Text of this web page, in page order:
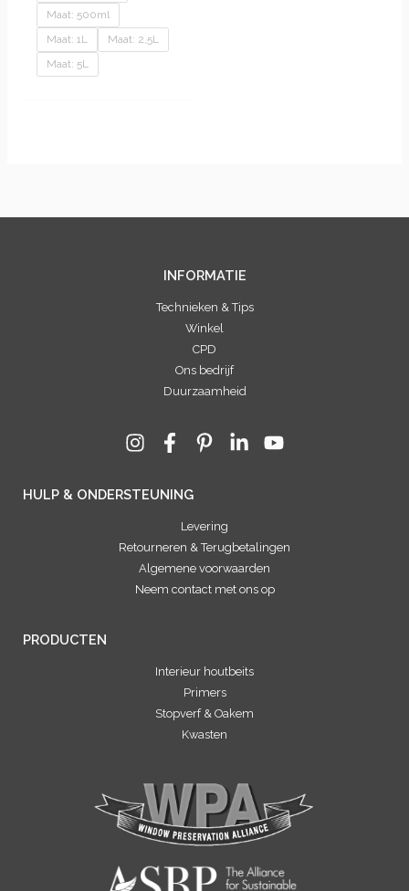
Maat: 500ml
Maat: 1L
Maat: 2,5L
Maat: 5L
INFORMATIE
Technieken & Tips
Winkel
CPD
Ons bedrijf
Duurzaamheid
HULP & ONDERSTEUNING
Levering
Retourneren & Terugbetalingen
Algemene voorwaarden
Neem contact met ons op
PRODUCTEN
Interieur houtbeits
Primers
Stopverf & Oakem
Kwasten